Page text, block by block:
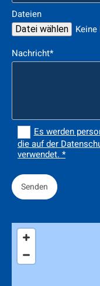
Dateien
Datei wählen
Nachricht*
Es werden
die auf der
verwendet. *